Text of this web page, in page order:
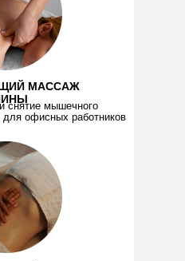
выучите отдельные
вы получите
, с которым сможете
с любыми запросами
почерк мастера
снятие мышечного
для офисных работников
МАССАЖ